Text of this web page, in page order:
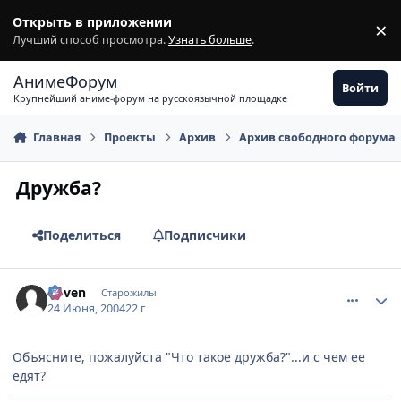
Открыть в приложении
Лучший способ просмотра.Узнать больше. ×
АнимеФорум
Крупнейший аниме-форум на русскоязычной площадке
Войти
Главная Проекты Архив Архив свободного форума
Дружба?
Поделиться Подписчики
Coven Старожилы
24 Июня, 200422 г
Объясните, пожалуйста "Что такое дружба?"...и с чем ее
едят?